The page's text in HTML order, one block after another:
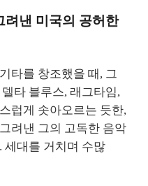
려낸 미국의 공허한
타를 창조했을 때, 그
타 블루스, 래그타임,
럽게 솟아오르는 듯한,
려낸 그의 고독한 음악
세대를 거치며 수많